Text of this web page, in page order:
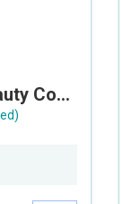
美容顧問 / 高級美容顧問 (Beauty Consultant / Senior Beauty Consultant)